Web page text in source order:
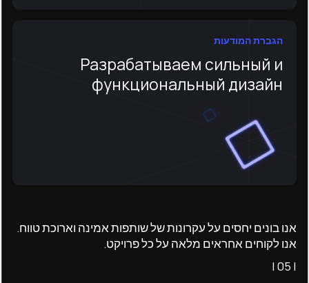
הגברת המודעות
Разрабатываем сильный и
функциональный дизайн
אנו בונים יחסים על עקרונות של שותפות אמינה וארוכת טווח.
אנו לקוחים אחראים מלאה על כל פרויקט.
| 05 |